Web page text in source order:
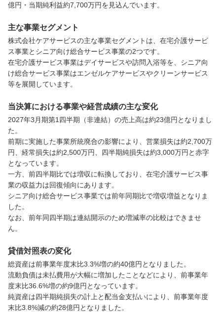
億円・当期純利益約7,700万円を見込んでいます。
主な事業セグメント
株式会社ケアサービスの主な事業セグメントは、在宅介護サービ
ス事業とシニア向け総合サービス事業の2つです。
在宅介護サービス事業はデイサービスや訪問入浴等を、シニア向
け総合サービス事業はエンゼルケアサービスやクリーンサービス
等を展開しています。
当決算における事業や経営成績の主な変化
2027年3月期第1四半期（非連結）の売上高は約23億円となりまし
た。
前期に実施した事業所統廃合の影響により、営業損失は約2,700万
円、経常損失は約2,500万円、四半期純損失は約3,000万円と赤字
となっています。
一方、前四半期比では増収に転換しており、在宅介護サービス事
業の収益力は回復傾向にあります。
シニア向け総合サービス事業では前年同期比で増収増益となりま
した。
なお、前年同四半期は連結開示のため増減率の比較はできませ
ん。
貸借対照表の変化
総資産は前事業年度末比3.3%増の約40億円となりました。
流動負債は未払費用が大幅に増加したことなどにより、前事業年
度末比36.6%増の約9億円となっています。
純資産は四半期純損失の計上と配当金支払いにより、前事業年度
末比3.8%減の約28億円となりました。